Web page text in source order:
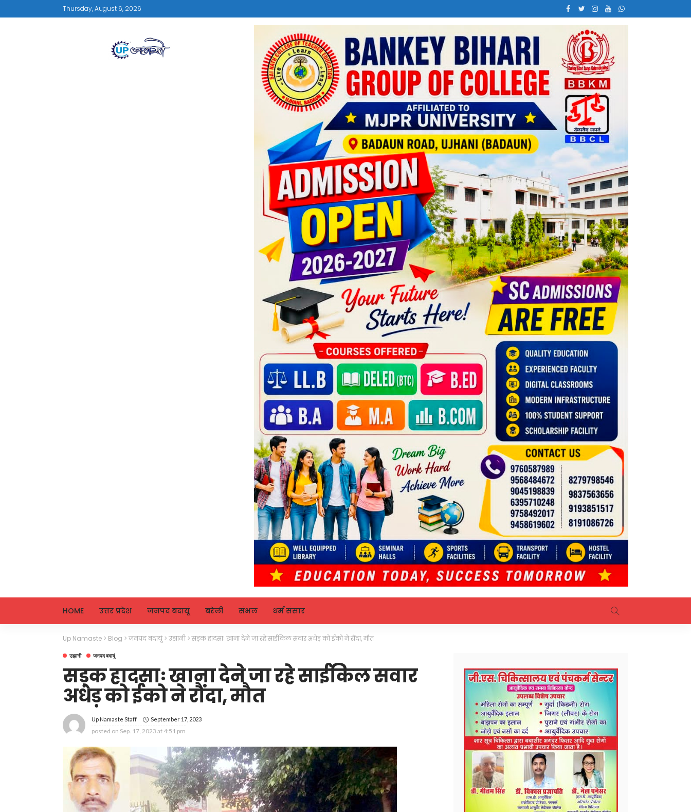
Thursday, August 6, 2026
HOME उत्तर प्रदेश जनपद बदायूं बरेली संभल धर्म संसार
Up Namaste > Blog > जनपद बदायूं> उझानी>सड़क हादसाः खाना देने जा रहे साईकिल सवार अधेड़ को ईको ने रौंदा, मौत
उझानी जनपद बदायूं
सड़क हादसाः खाना देने जा रहे साईकिल सवार
अधेड़ को ईको ने रौंदा, मौत
Up Namaste Staff September 17, 2023
posted on Sep. 17, 2023 at 4:51 pm